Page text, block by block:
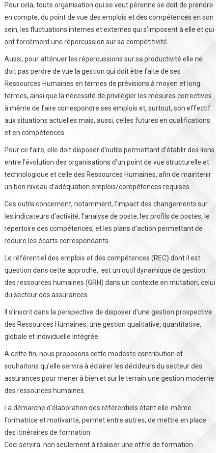
Pour cela, toute organisation qui se veut pérenne se doit de prendre
en compte, du point de vue des emplois et des compétences en son
sein, les fluctuations internes et externes qui s’imposent à elle et qui
ont forcément une répercussion sur sa compétitivité.
Aussi, pour atténuer les répercussions sur sa productivité elle ne
doit pas perdre de vue la gestion qui doit être faite de ses
Ressources Humaines en termes de prévisions à moyen et long
termes, ainsi que la nécessité de privilégier les mesures correctives
à même de faire correspondre ses emplois et, surtout, son effectif
aux situations actuelles mais, aussi, celles futures en qualifications
et en compétences.
Pour ce faire, elle doit disposer d’outils permettant d’établir des liens
entre l’évolution des organisations d’un point de vue structurelle et
technologique et celle des Ressources Humaines, afin de maintenir
un bon niveau d’adéquation emplois/compétences requises.
Ces outils concernent, notamment, l’impact des changements sur
les indicateurs d’activité, l’analyse de poste, les profils de postes, le
répertoire des compétences, et les plans d’action permettant de
réduire les écarts correspondants.
Le référentiel des emplois et des compétences (REC) dont il est
question dans cette approche, est un outil dynamique de gestion
des ressources humaines (GRH) dans un contexte en mutation, celui
du secteur des assurances.
Il s’inscrit dans la perspective de disposer d’une gestion prospective
des Ressources Humaines, une gestion qualitative, quantitative,
globale et individuelle intégrée.
A cette fin, nous proposons cette modeste contribution et
souhaitons qu’elle servira à éclairer les décideurs du secteur des
assurances pour mener à bien et sur le terrain une gestion moderne
des ressources humaines.
La démarche d’élaboration des référentiels étant elle-même
formatrice et motivante, permet entre autres, de mettre en place
des itinéraires de formation.
Ceci servira non seulement à réaliser une offre de formation